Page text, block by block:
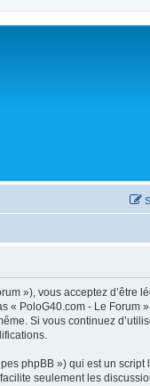
»), vous acceptez d’être
« PoloG40.com - Le Forum
Si vous continuez
phpBB ») qui est un script
seulement les